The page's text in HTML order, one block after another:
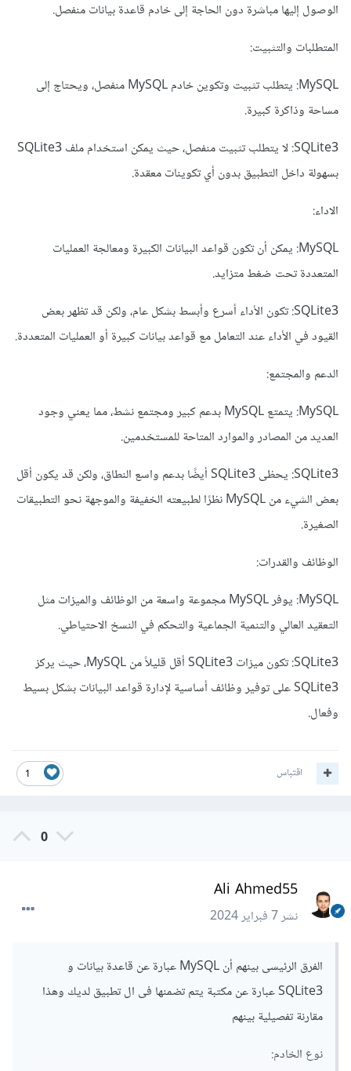
الوصول إليها مباشرة دون الحاجة إلى خادم قاعدة بيانات منفصل.
المتطلبات والتثبيت:
MySQL: يتطلب تثبيت وتكوين خادم MySQL منفصل، ويحتاج إلى
مساحة وذاكرة كبيرة.
SQLite3: لا يتطلب تثبيت منفصل، حيث يمكن استخدام ملف SQLite3
بسهولة داخل التطبيق بدون أي تكوينات معقدة.
الاداء:
MySQL: يمكن أن تكون قواعد البيانات الكبيرة ومعالجة العمليات
المتعددة تحت ضغط متزايد.
SQLite3: تكون الأداء أسرع وأبسط بشكل عام، ولكن قد تظهر بعض
القيود في الأداء عند التعامل مع قواعد بيانات كبيرة أو العمليات المتعددة.
الدعم والمجتمع:
MySQL: يتمتع MySQL بدعم كبير ومجتمع نشط، مما يعني وجود
العديد من المصادر والموارد المتاحة للمستخدمين.
SQLite3: يحظى SQLite3 أيضًا بدعم واسع النطاق، ولكن قد يكون أقل
بعض الشيء من MySQL نظرًا لطبيعته الخفيفة والموجهة نحو التطبيقات
الصغيرة.
الوظائف والقدرات:
MySQL: يوفر MySQL مجموعة واسعة من الوظائف والميزات مثل
التعقيد العالي والتنمية الجماعية والتحكم في النسخ الاحتياطي.
SQLite3: تكون ميزات SQLite3 أقل قليلاً من MySQL، حيث يركز
SQLite3 على توفير وظائف أساسية لإدارة قواعد البيانات بشكل بسيط
وفعال.
1 اقتباس
0
Ali Ahmed55
نشر7 فبراير 2024
الفرق الرئيسى بينهم أن MySQL عبارة عن قاعدة بيانات و
SQLite3 عبارة عن مكتبة يتم تضمنها فى ال تطبيق لديك وهذا
مقارنة تفصيلية بينهم
نوع الخادم: